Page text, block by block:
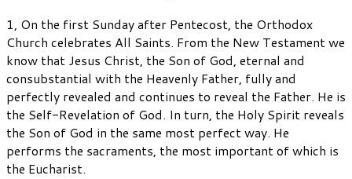
1, On the first Sunday after Pentecost, the Orthodox
Church celebrates All Saints. From the New Testament we
know that Jesus Christ, the Son of God, eternal and
consubstantial with the Heavenly Father, fully and
perfectly revealed and continues to reveal the Father. He is
the Self-Revelation of God. In turn, the Holy Spirit reveals
the Son of God in the same most perfect way. He
performs the sacraments, the most important of which is
the Eucharist.